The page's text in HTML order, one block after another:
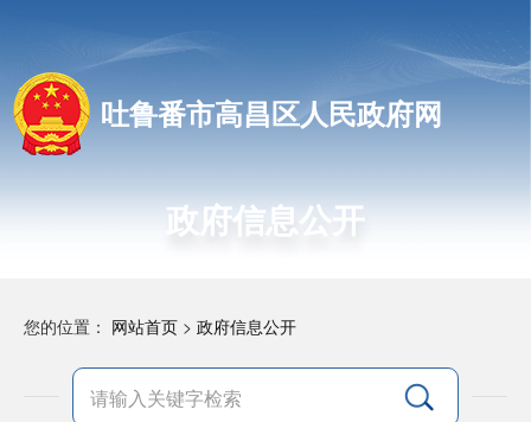
吐鲁番市高昌区人民政府网
政府信息公开
您的位置： 网站首页 > 政府信息公开